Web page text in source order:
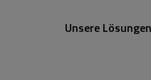
Unsere Lösungen